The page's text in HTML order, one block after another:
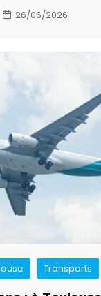
26/06/2026
Transports